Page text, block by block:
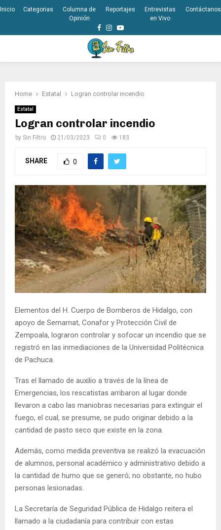
Inicio Categorias
Columna de
Opinión
Reportajes
Entrevistas
en Vivo
Contáctanos
Facebook
Instagram
Youtube
Home Estatal Logran controlar incendio
Estatal
Logran controlar incendio
by Sin Filtro 21/03/2023 0 183
SHARE 0
Elementos del H. Cuerpo de Bomberos de Hidalgo, con
apoyo de Semarnat, Conafor y Protección Civil de
Zempoala, lograron controlar y sofocar un incendio que se
registró en las inmediaciones de la Universidad Politécnica
de Pachuca.
Tras el llamado de auxilio a través de la línea de
Emergencias, los rescatistas arribaron al lugar donde
llevaron a cabo las maniobras necesarias para extinguir el
fuego, el cual, se presume, se pudo originar debido a la
cantidad de pasto seco que existe en la zona.
Además, como medida preventiva se realizó la evacuación
de alumnos, personal académico y administrativo debido a
la cantidad de humo que se generó; no obstante, no hubo
personas lesionadas.
La Secretaría de Seguridad Pública de Hidalgo reitera el
llamado a la ciudadanía para contribuir con estas